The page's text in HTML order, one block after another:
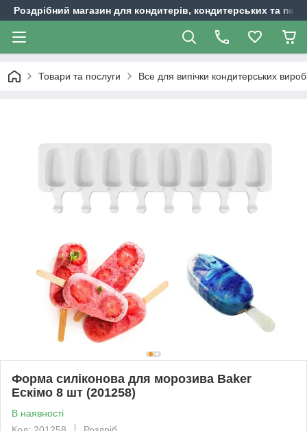
Роздрібний магазин для кондитерів, кондитерських та
Товари та послуги Все для випічки кондитерських
Форма силіконова для морозива Baker
Ескімо 8 шт (201258)
В наявності